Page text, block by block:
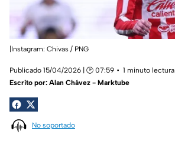
|Instagram: Chivas / PNG
Publicado 15/04/2026 | 🕑 07:59
1 minuto lectura
Escrito por: Alan Chávez - Marktube
No soportado